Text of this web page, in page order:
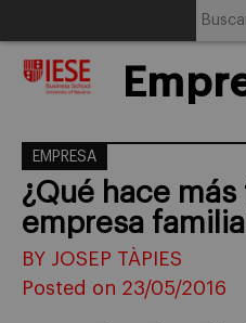
EMPRESA
¿Qué hace
empresa
BY JOSEP TÀPIES
Posted on 23/05/2016